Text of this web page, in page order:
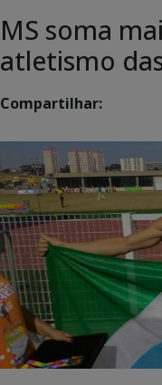
MS soma
atletismo
Compartilhar: